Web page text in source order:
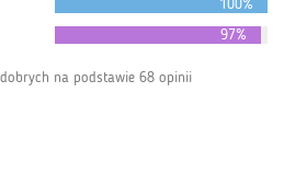
97%
na podstawie 68 opinii